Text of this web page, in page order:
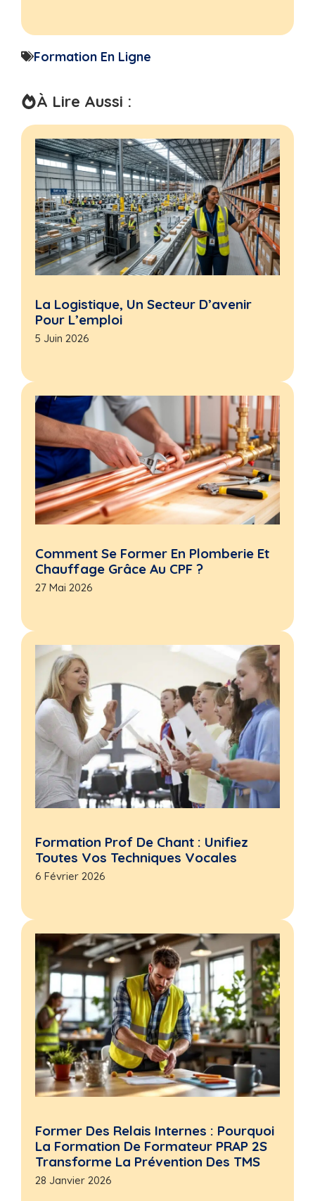
Formation En Ligne
À Lire Aussi :
La Logistique, Un Secteur D’avenir
Pour L’emploi
5 Juin 2026
Comment Se Former En Plomberie Et
Chauffage Grâce Au CPF ?
27 Mai 2026
Formation Prof De Chant : Unifiez
Toutes Vos Techniques Vocales
6 Février 2026
Former Des Relais Internes : Pourquoi
La Formation De Formateur PRAP 2S
Transforme La Prévention Des TMS
28 Janvier 2026